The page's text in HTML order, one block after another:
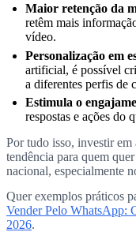
Maior retenção da
retêm mais
vídeo.
Personalização em
artificial, é possível
a diferentes perfis de
Estimula o
respostas e ações do
Por tudo isso, investir em
tendência para quem
nacional, especialmente
Quer exemplos práticos
Vender Pelo WhatsApp:
2026.